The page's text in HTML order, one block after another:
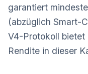
garantiert
(abzüglich Smart-
V4-Protokoll
Rendite in dieser